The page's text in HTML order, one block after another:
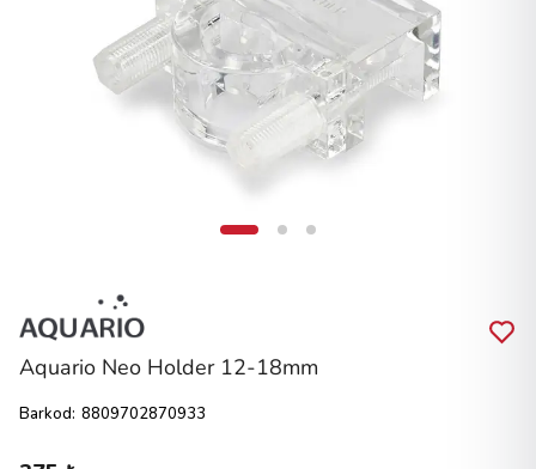
Aquario Neo Holder 12-18mm
Barkod: 8809702870933